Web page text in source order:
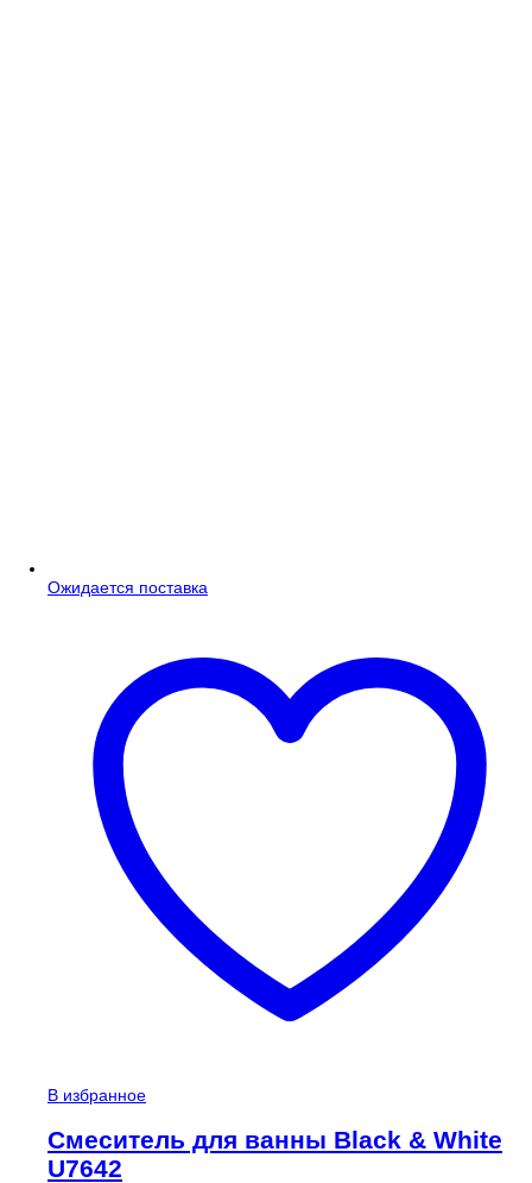
Ожидается поставка
В избранное
Смеситель для ванны Black & White
U7642